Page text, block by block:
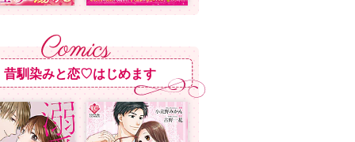
昔馴染みと恋♡はじめます